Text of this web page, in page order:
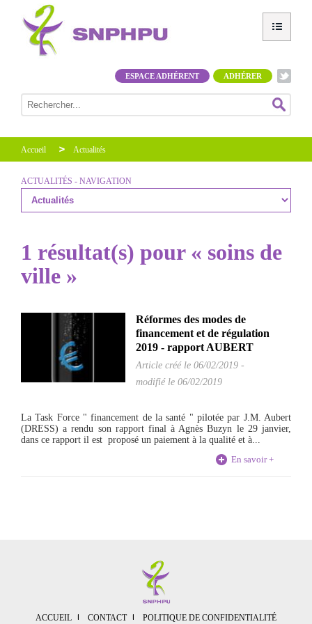
ADHÉRER
ESPACE ADHÉRENT
Accueil Actualités
ACTUALITÉS - NAVIGATION
1 résultat(s) pour « soins de
ville »
Réformes des modes de
financement et de régulation
2019 - rapport AUBERT
Article créé le 06/02/2019 -
modifié le 06/02/2019
La Task Force " financement de la santé " pilotée par J.M. Aubert
(DRESS) a rendu son rapport final à Agnès Buzyn le 29 janvier,
dans ce rapport il est proposé un paiement à la qualité et à...
En savoir +
ACCUEIL CONTACT POLITIQUE DE CONFIDENTIALITÉ